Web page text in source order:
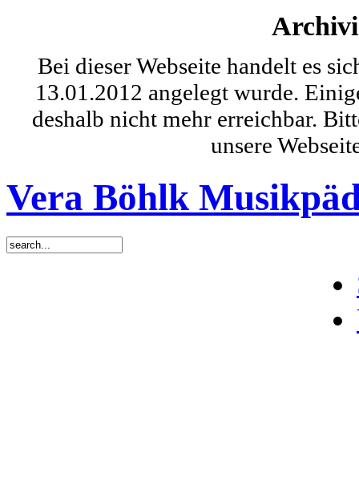
Bei dieser Webseite handelt es
13.01.2012 angelegt wurde.
deshalb nicht mehr erreichbar.
unsere
Vera Böhlk